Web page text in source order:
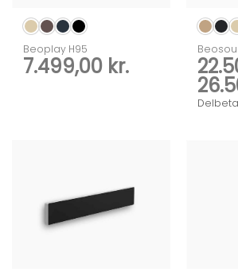
Beoplay H95
7.499,00 kr.